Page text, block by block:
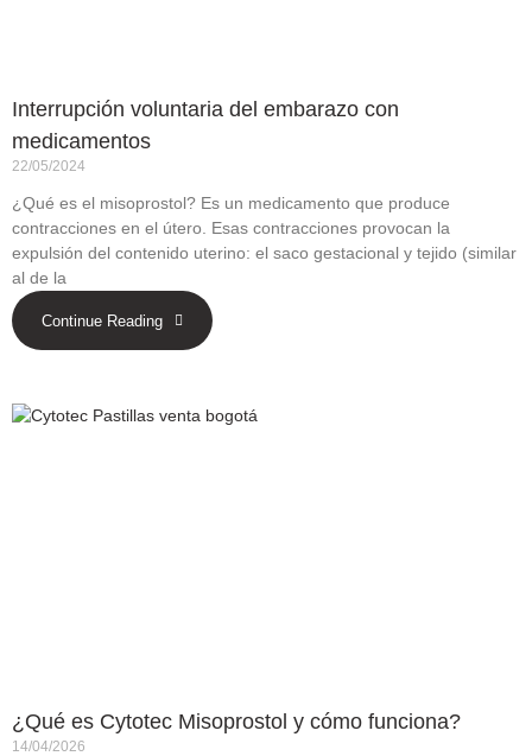
Interrupción voluntaria del embarazo con
medicamentos
22/05/2024
¿Qué es el misoprostol? Es un medicamento que produce
contracciones en el útero. Esas contracciones provocan la
expulsión del contenido uterino: el saco gestacional y tejido (similar
al de la
Continue Reading
¿Qué es Cytotec Misoprostol y cómo funciona?
14/04/2026